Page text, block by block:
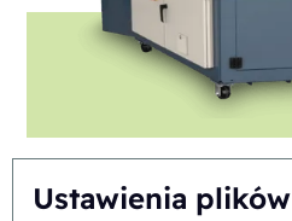
Ustawienia